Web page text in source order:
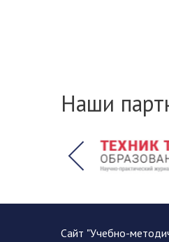
Наши
Сайт "Учебно-